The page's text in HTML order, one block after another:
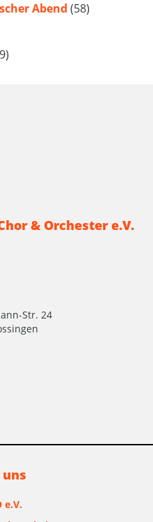
Abend (58)
& Orchester e.V.
Str. 24
e.V.